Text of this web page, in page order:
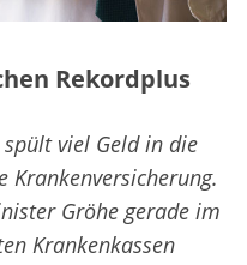
Rekordplus
viel Geld in die
Krankenversicherung.
Gröhe gerade im
Krankenkassen